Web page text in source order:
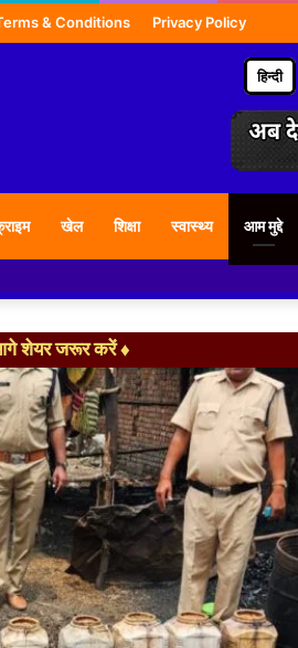
& Conditions Privacy Policy
हिन्दी
खेल शिक्षा स्वास्थ्य आम मुद्दे
शेयर जरूर करें ♦